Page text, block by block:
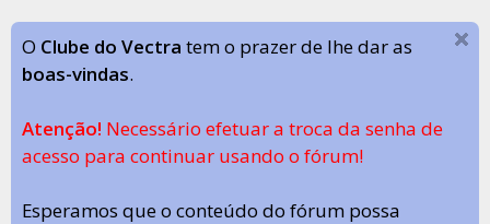
O Clube do Vectra tem o prazer de lhe dar as
boas-vindas.
Atenção! Necessário efetuar a troca da senha de
acesso para continuar usando o fórum!
Esperamos que o conteúdo do fórum possa